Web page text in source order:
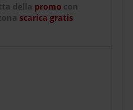
della promo con
scarica gratis